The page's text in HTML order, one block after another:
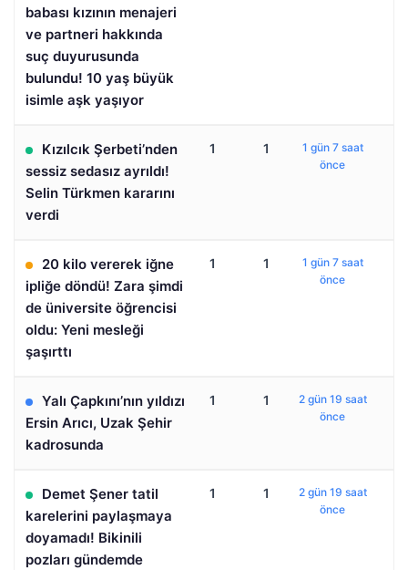
babası kızının menajeri
ve partneri hakkında
suç duyurusunda
bulundu! 10 yaş büyük
isimle aşk yaşıyor
Kızılcık Şerbeti’nden
sessiz sedasız ayrıldı!
Selin Türkmen kararını
verdi
1 1
1 gün 7 saat
önce
20 kilo vererek iğne
ipliğe döndü! Zara şimdi
de üniversite öğrencisi
oldu: Yeni mesleği
şaşırttı
1 1
1 gün 7 saat
önce
Yalı Çapkını’nın yıldızı
Ersin Arıcı, Uzak Şehir
kadrosunda
1 1
2 gün 19 saat
önce
Demet Şener tatil
karelerini paylaşmaya
doyamadı! Bikinili
pozları gündemde
1 1
2 gün 19 saat
önce